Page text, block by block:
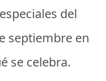
del
septiembre en
se celebra.